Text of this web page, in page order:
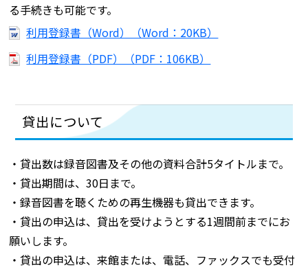
る手続きも可能です。
利用登録書（Word）（Word：20KB）
利用登録書（PDF）（PDF：106KB）
貸出について
・貸出数は録音図書及その他の資料合計5タイトルまで。
・貸出期間は、30日まで。
・録音図書を聴くための再生機器も貸出できます。
・貸出の申込は、貸出を受けようとする1週間前までにお
願いします。
・貸出の申込は、来館または、電話、ファックスでも受付